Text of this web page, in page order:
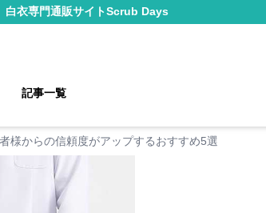
白衣専門通販サイトScrub Days
記事一覧
様からの信頼度がアップするおすすめ5選